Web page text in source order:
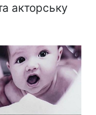
акторську